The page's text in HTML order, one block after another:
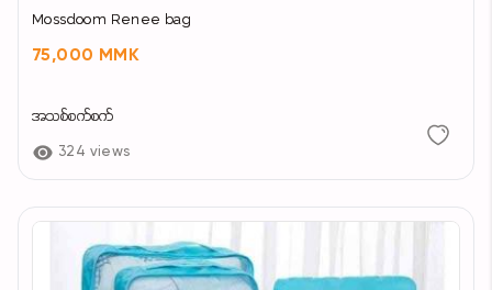
Mossdoom Renee bag
75,000 MMK
အသစ်စက်စက်
324 views